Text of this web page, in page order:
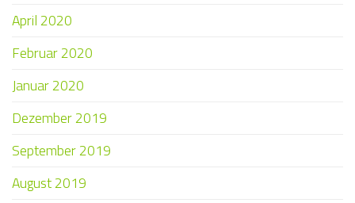
April 2020
Februar 2020
Januar 2020
Dezember 2019
September 2019
August 2019